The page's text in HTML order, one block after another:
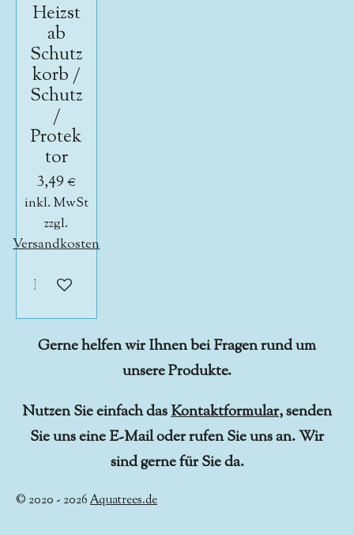
Heizst
ab
Schutz
korb /
Schutz
/
Protek
tor
3,49 €
inkl. MwSt
zzgl.
Versandkosten
In den Warenkorb
Gerne helfen wir Ihnen bei Fragen rund um
unsere Produkte.
Nutzen Sie einfach dasKontaktformular, senden
Sie uns eine E-Mail oder rufen Sie uns an. Wir
sind gerne für Sie da.
© 2020 - 2026Aquatrees.de